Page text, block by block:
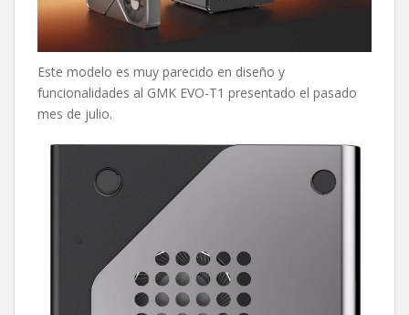
Este modelo es muy parecido en diseño y
funcionalidades al GMK EVO-T1 presentado el pasado
mes de julio.